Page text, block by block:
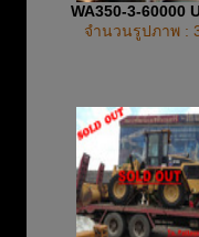
WA350-3-60000
จำนวนรูปภาพ :